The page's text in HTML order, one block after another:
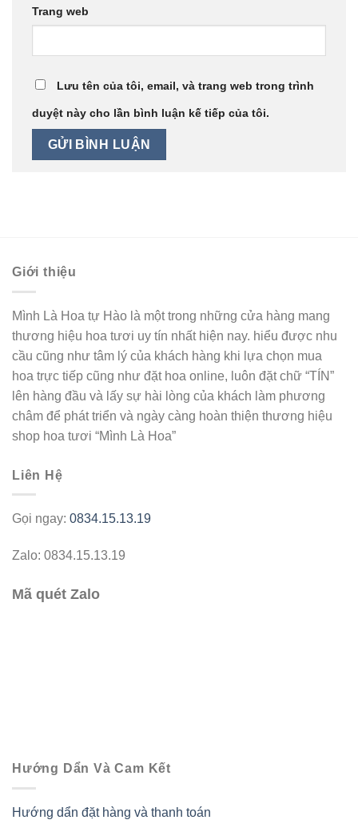
Trang web
Lưu tên của tôi, email, và trang web trong trình
duyệt này cho lần bình luận kế tiếp của tôi.
Giới thiệu
Mình Là Hoa tự Hào là một trong những cửa hàng mang
thương hiệu hoa tươi uy tín nhất hiện nay. hiểu được nhu
cầu cũng như tâm lý của khách hàng khi lựa chọn mua
hoa trực tiếp cũng như đặt hoa online, luôn đặt chữ “TÍN”
lên hàng đầu và lấy sự hài lòng của khách làm phương
châm để phát triển và ngày càng hoàn thiện thương hiệu
shop hoa tươi “Mình Là Hoa”
Liên Hệ
Gọi ngay: 0834.15.13.19
Zalo: 0834.15.13.19
Mã quét Zalo
Hướng Dẩn Và Cam Kết
Hướng dẩn đặt hàng và thanh toán